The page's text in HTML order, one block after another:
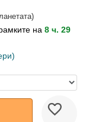
на 8 ч. 29